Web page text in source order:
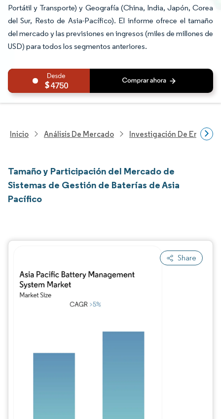
Portátil y Transporte) y Geografía (China, India, Japón, Corea
del Sur, Resto de Asia-Pacífico). El informe ofrece el tamaño
del mercado y las previsiones en ingresos (miles de millones de
USD) para todos los segmentos anteriores.
4750
Inicio Análisis De Mercado Investigación De Energía
Tamaño y Participación del Mercado de
Sistemas de Gestión de Baterías de Asia
Pacífico
Share